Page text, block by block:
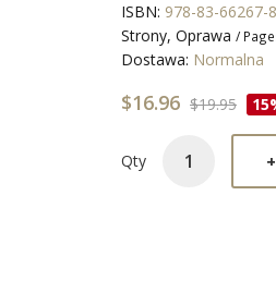
ISBN: 978-83-66267-
Strony, Oprawa /
Dostawa: Normalna
$16.96 $19.95
Qty +